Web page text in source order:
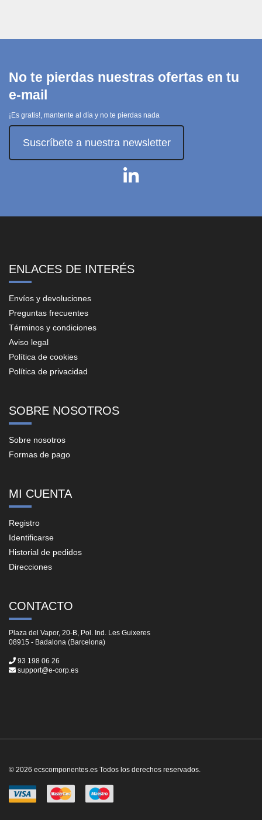
No te pierdas nuestras ofertas en tu
e-mail
¡Es gratis!, mantente al día y no te pierdas nada
Suscríbete a nuestra newsletter
ENLACES DE INTERÉS
Envíos y devoluciones
Preguntas frecuentes
Términos y condiciones
Aviso legal
Política de cookies
Política de privacidad
SOBRE NOSOTROS
Sobre nosotros
Formas de pago
MI CUENTA
Registro
Identificarse
Historial de pedidos
Direcciones
CONTACTO
Plaza del Vapor, 20-B, Pol. Ind. Les Guixeres
08915 - Badalona (Barcelona)
93 198 06 26
support@e-corp.es
© 2026 ecscomponentes.es Todos los derechos reservados.